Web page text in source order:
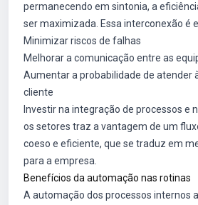
permanecendo em sintonia, a
ser maximizada. Essa interconexão é
Minimizar riscos de falhas
Melhorar a comunicação entre as
Aumentar a probabilidade de atender
cliente
Investir na integração de processos e
os setores traz a vantagem de um
coeso e eficiente, que se traduz em
para a empresa.
Benefícios da automação nas rotinas
A automação dos processos internos